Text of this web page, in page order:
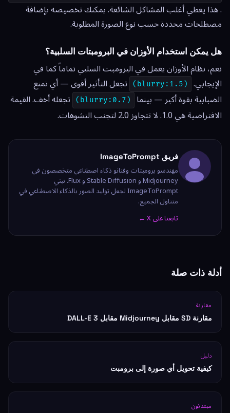
. هذا يغطي أغلب المشاكل الشائعة. يمكنك تخصيصه بإضافة
مصطلحات محددة حسب نوع الصورة المطلوبة.
هل يمكن استخدام الأوزان في البرومبتات السلبية؟
نعم، نظام الأوزان يعمل في البرومبت السلبي تماماً كما في
الإيجابي.
(blurry:1.5)
تجعل التأثير أقوى — أي تمنع
الضبابية بقوة أكبر — بينما
(blurry:0.7)
تجعله أخف. القيمة
الافتراضية هي 1.0. لا تتجاوز 2.0 لتجنب التشوهات.
فريق ImageToPrompt
مهندسو برومبتات وفنانو ذكاء اصطناعي متخصصون في
Midjourney و Stable Diffusion و Flux. نبني
ImageToPrompt لجعل توليد الصور بالذكاء الاصطناعي في
متناول الجميع.
تابعنا على X ←
أدلة ذات صلة
مقارنة
مقارنة SD مقابل Midjourney مقابل DALL-E 3
دليل
كيفية تحويل أي صورة إلى برومبت
مبتدئون